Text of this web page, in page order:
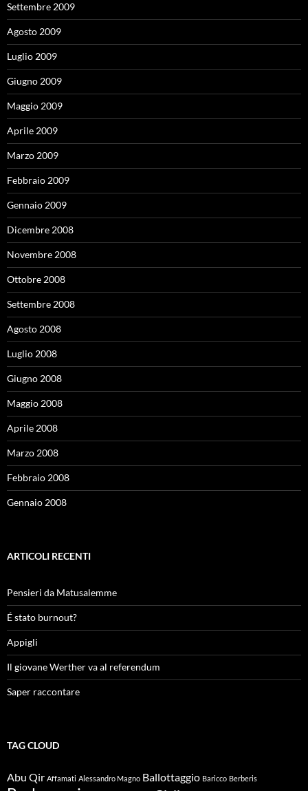
Settembre 2009
Agosto 2009
Luglio 2009
Giugno 2009
Maggio 2009
Aprile 2009
Marzo 2009
Febbraio 2009
Gennaio 2009
Dicembre 2008
Novembre 2008
Ottobre 2008
Settembre 2008
Agosto 2008
Luglio 2008
Giugno 2008
Maggio 2008
Aprile 2008
Marzo 2008
Febbraio 2008
Gennaio 2008
ARTICOLI RECENTI
Pensieri da Matusalemme
É stato burnout?
Appigli
Il giovane Werther va al referendum
Saper raccontare
TAG CLOUD
Abu Qir Affamati Alessandro Magno Ballottaggio Baricco Berberis